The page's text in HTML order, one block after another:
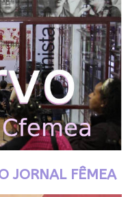
JORNAL FÊMEA